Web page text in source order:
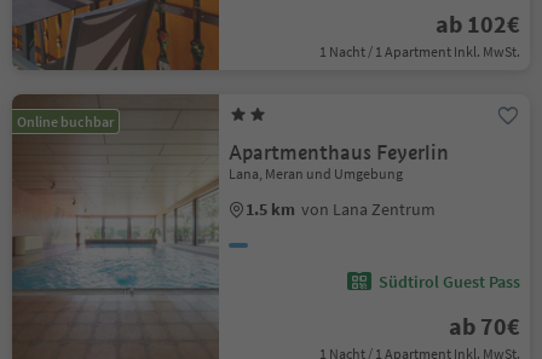
ab 102€
1 Nacht / 1 Apartment Inkl. MwSt.
Online buchbar
Apartmenthaus Feyerlin
Lana, Meran und Umgebung
1.5 km von Lana Zentrum
Südtirol Guest Pass
ab 70€
1 Nacht / 1 Apartment Inkl. MwSt.